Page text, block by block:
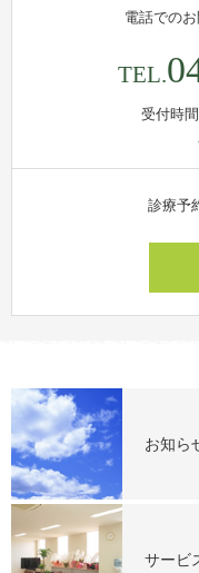
電話での
TEL.
受付時
診療予
お知ら
サービ